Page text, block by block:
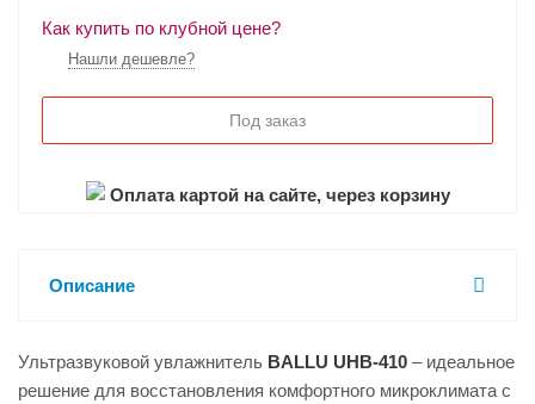
Как купить по клубной цене?
Нашли дешевле?
Под заказ
Оплата картой на сайте, через корзину
Описание
Ультразвуковой увлажнитель BALLU UHB-410 – идеальное
решение для восстановления комфортного микроклимата с